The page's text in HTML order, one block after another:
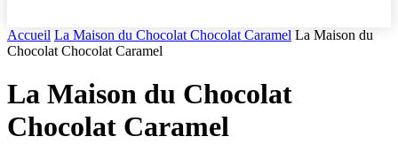
Accueil La Maison du Chocolat Chocolat Caramel La Maison du
Chocolat Chocolat Caramel
La Maison du Chocolat
Chocolat Caramel